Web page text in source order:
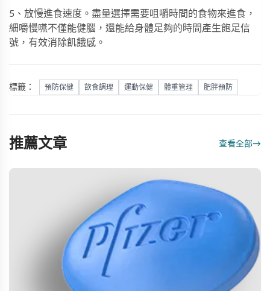
5、放慢進食速度。盡量選擇需要咀嚼時間的食物來進食，
細嚼慢嚥不僅能健腦，還能給身體足夠的時間產生飽足信
號，有效消除飢餓感。
標籤： 預防保健 飲食調理 運動保健 體重管理 肥胖預防
推薦文章 查看全部→